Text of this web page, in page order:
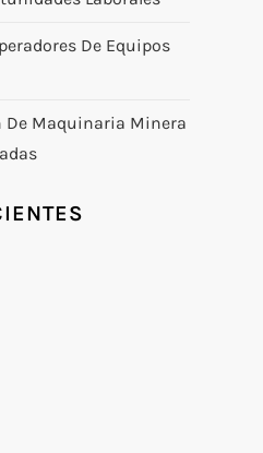
De Equipos
De Maquinaria Minera